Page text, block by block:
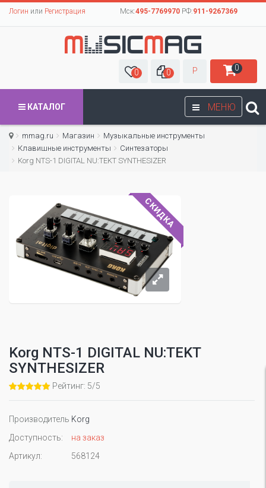
Логин или Регистрация Мск:495-7769970РФ:911-9267369
0 0 Р 0
МЕНЮ
КАТАЛОГ
mmag.ru Магазин
Музыкальные инструменты
Клавишные инструменты
Синтезаторы
Korg NTS-1 DIGITAL NU:TEKT SYNTHESIZER
СКИДКА
Korg NTS-1 DIGITAL NU:TEKT
SYNTHESIZER
Рейтинг: 5/5
Производитель Korg
Доступность:
на заказ
Артикул:
568124